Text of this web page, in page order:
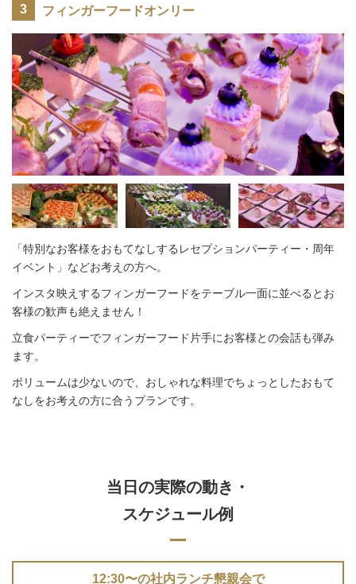
フィンガーフードオンリー
「特別なお客様をおもてなしするレセプションパーティー・周年
イベント」などお考えの方へ。
インスタ映えするフィンガーフードをテーブル一面に並べるとお
客様の歓声も絶えません！
立食パーティーでフィンガーフード片手にお客様との会話も弾み
ます。
ボリュームは少ないので、おしゃれな料理でちょっとしたおもて
なしをお考えの方に合うプランです。
当日の実際の動き・
スケジュール例
12:30〜の社内ランチ懇親会で